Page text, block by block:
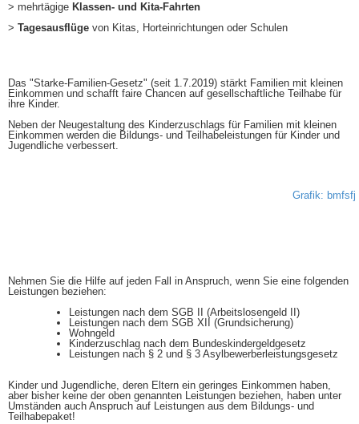
> mehrtägige Klassen- und Kita-Fahrten
> Tagesausflüge von Kitas, Horteinrichtungen oder Schulen
Das "Starke-Familien-Gesetz" (seit 1.7.2019) stärkt Familien mit kleinen
Einkommen und schafft faire Chancen auf gesellschaftliche Teilhabe für
ihre Kinder.
Neben der Neugestaltung des Kinderzuschlags für Familien mit kleinen
Einkommen werden die Bildungs- und Teilhabeleistungen für Kinder und
Jugendliche verbessert.
Grafik: bmfsfj
Nehmen Sie die Hilfe auf jeden Fall in Anspruch, wenn Sie eine folgenden
Leistungen beziehen:
Leistungen nach dem SGB II (Arbeitslosengeld II)
Leistungen nach dem SGB XII (Grundsicherung)
Wohngeld
Kinderzuschlag nach dem Bundeskindergeldgesetz
Leistungen nach § 2 und § 3 Asylbewerberleistungsgesetz
Kinder und Jugendliche, deren Eltern ein geringes Einkommen haben,
aber bisher keine der oben genannten Leistungen beziehen, haben unter
Umständen auch Anspruch auf Leistungen aus dem Bildungs- und
Teilhabepaket!